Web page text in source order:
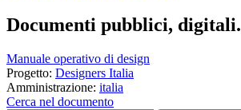
Documenti pubblici, digitali.
Manuale operativo di design
Progetto: Designers Italia
Amministrazione: italia
Cerca nel documento